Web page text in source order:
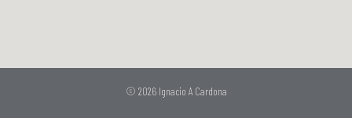
© 2026 Ignacio A Cardona